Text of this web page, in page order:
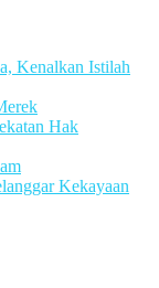
Kenalkan Istilah
Hak
Kekayaan